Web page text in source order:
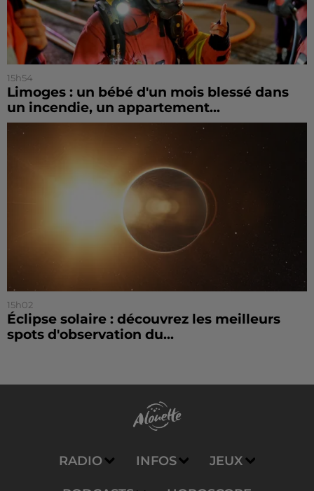
15h54
Limoges : un bébé d'un mois blessé dans
un incendie, un appartement...
15h02
Éclipse solaire : découvrez les meilleurs
spots d'observation du...
RADIO INFOS JEUX